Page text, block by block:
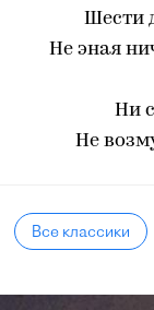
Шести
Не эная
Ни
Не
Все классики